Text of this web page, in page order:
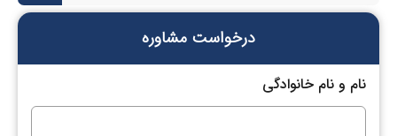
درخواست مشاوره
نام و نام خانوادگی